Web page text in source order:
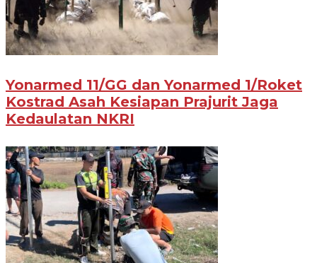
Yonarmed 11/GG dan Yonarmed 1/Roket
Kostrad Asah Kesiapan Prajurit Jaga
Kedaulatan NKRI